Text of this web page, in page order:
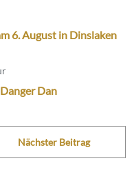
6. August in Dinslaken
Dan
Nächster Beitrag